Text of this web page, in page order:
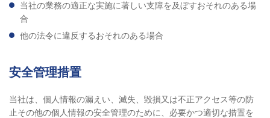
当社の業務の適正な実施に著しい支障を及ぼすおそれのある場
合
他の法令に違反するおそれのある場合
安全管理措置
当社は、個人情報の漏えい、滅失、毀損又は不正アクセス等の防
止その他の個人情報の安全管理のために、必要かつ適切な措置を